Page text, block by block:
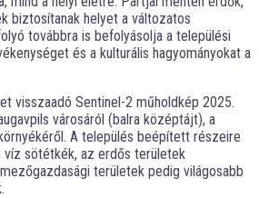
biztosítanak helyet a változatos
továbbra is befolyásolja a települési
és a kulturális hagyományokat a
visszaadó Sentinel-2 műholdkép 2025.
városáról (balra középtájt), a
A település beépített részeire
víz sötétkék, az erdős területek
területek pedig világosabb